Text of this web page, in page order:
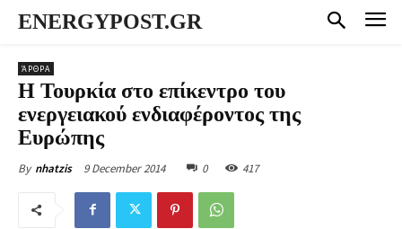
ENERGYPOST.GR
ΆΡΘΡΑ
Η Τουρκία στο επίκεντρο του
ενεργειακού ενδιαφέροντος της
Ευρώπης
By nhatzis 9 December 2014 0 417